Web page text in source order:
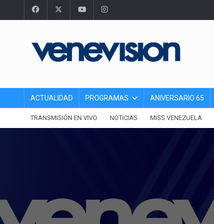
ACTUALIDAD PROGRAMAS ANIVERSARIO 65
TRANSMISIÓN EN VIVO NOTICIAS MISS VENEZUELA